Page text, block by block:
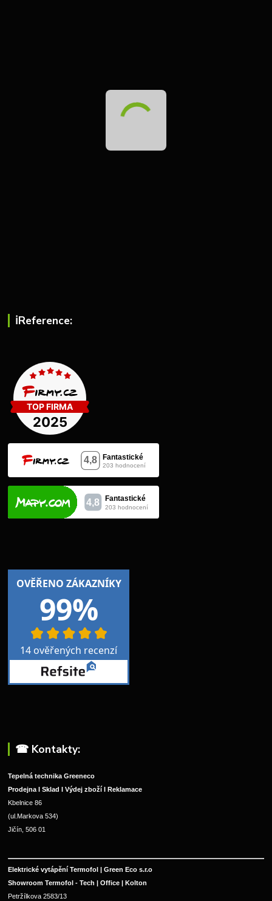
ℹ︎Reference:
☎︎ Kontakty:
Tepelná technika Greeneco
Prodejna I Sklad I Výdej zboží I Reklamace
Kbelnice 86
(ul.Markova 534)
Jičín, 506 01
Elektrické vytápění Termofol | Green Eco s.r.o
Showroom Termofol - Tech | Office | Kolton
Petržílkova 2583/13